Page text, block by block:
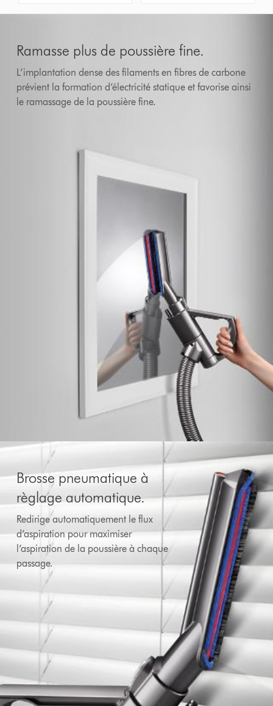
Ramasse plus de poussière fine.
L’implantation dense des filaments en fibres de carbone
prévient la formation d’électricité statique et favorise ainsi
le ramassage de la poussière fine.
Brosse pneumatique à
règlage automatique.
Redirige automatiquement le flux
d’aspiration pour maximiser
l’aspiration de la poussière à chaque
passage.